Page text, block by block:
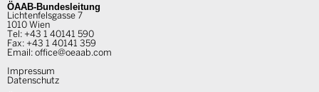
ÖAAB-Bundesleitung
Lichtenfelsgasse 7
1010 Wien
Tel: +43 1 40141 590
Fax: +43 1 40141 359
Email: office@oeaab.com
Impressum
Datenschutz